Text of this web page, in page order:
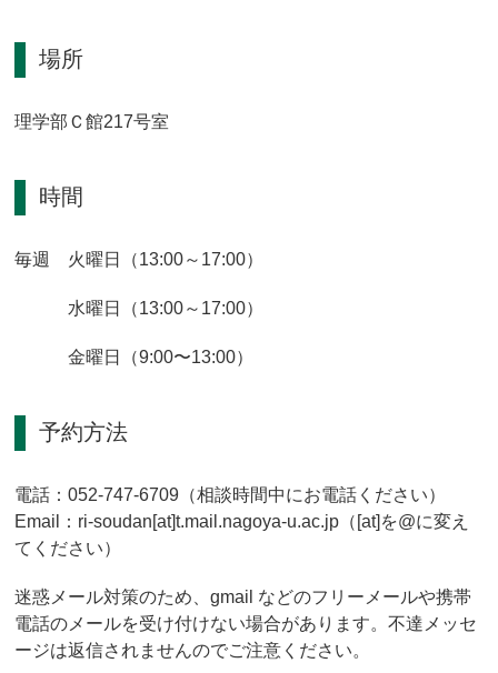
場所
理学部Ｃ館217号室
時間
毎週 火曜日（13:00～17:00）
水曜日（13:00～17:00）
金曜日（9:00〜13:00）
予約方法
電話：052-747-6709（相談時間中にお電話ください）
Email：ri-soudan[at]t.mail.nagoya-u.ac.jp（[at]を@に変え
てください）
迷惑メール対策のため、gmail などのフリーメールや携帯
電話のメールを受け付けない場合があります。不達メッセ
ージは返信されませんのでご注意ください。